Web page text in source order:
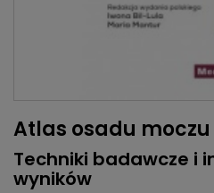
Atlas osadu moczu
Techniki badawcze i
wyników